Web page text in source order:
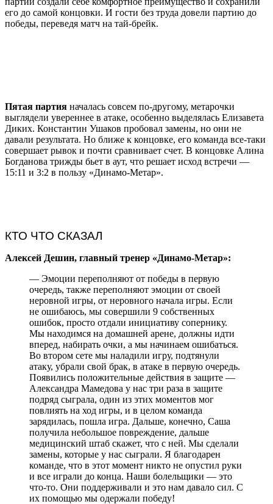
его до самой концовки. И гости без труда довели партию до
победы, переведя матч на тай-брейк.
Пятая партия началась совсем по-другому, метарочки
выглядели увереннее в атаке, особенно выделялась Елизавета
Диких. Константин Ушаков пробовал замены, но они не
давали результата. Но ближе к концовке, его команда все-таки
совершает рывок и почти сравнивает счет. В концовке Алина
Богданова трижды бьет в аут, что решает исход встречи —
15:11 и 3:2 в пользу «Динамо-Метар».
КТО ЧТО СКАЗАЛ
Алексей Дешин, главный тренер «Динамо-Метар»:
— Эмоции переполняют от победы в первую
очередь, также переполняют эмоции от своей
неровной игры, от неровного начала игры. Если
не ошибаюсь, мы совершили 9 собственных
ошибок, просто отдали инициативу сопернику.
Мы находимся на домашней арене, должны идти
вперед, набирать очки, а мы начинаем ошибаться.
Во втором сете мы наладили игру, подтянули
атаку, убрали свой брак, в атаке в первую очередь.
Появились положительные действия в защите —
Александра Мамедова у нас три раза в защите
подряд сыграла, один из этих моментов мог
повлиять на ход игры, и в целом команда
зарядилась, пошла игра. Дальше, конечно, Саша
получила небольшое повреждение, дальше
медицинский штаб скажет, что с ней. Мы сделали
замены, которые у нас сыграли. Я благодарен
команде, что в этот момент никто не опустил руки
и все играли до конца. Наши болельщики — это
что-то. Они поддерживали и это нам давало сил. С
их помощью мы одержали победу!